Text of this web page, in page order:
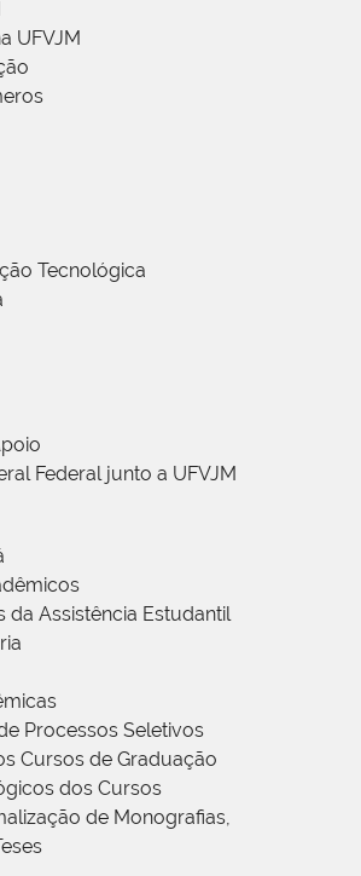
UFVJM
Tecnológica
Federal junto a UFVJM
da Assistência Estudantil
Processos Seletivos
Cursos de Graduação
dos Cursos
de Monografias,